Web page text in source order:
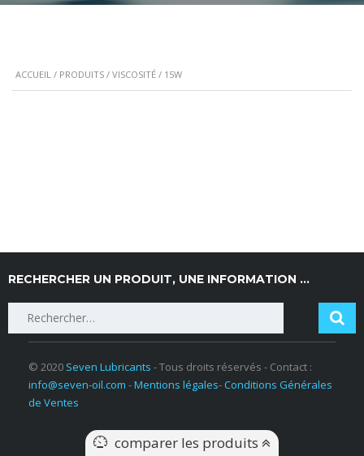
ACCUEIL / PRODUITS / VISCOSITÉ / 15W
RECHERCHER UN PRODUIT, UNE INFORMATION …
Rechercher :
© 2020 Seven Lubricants - Tous droits réservés - Contact :
info@seven-oil.com -Mentions légales-Conditions Générales
de Ventes
comparer les produits